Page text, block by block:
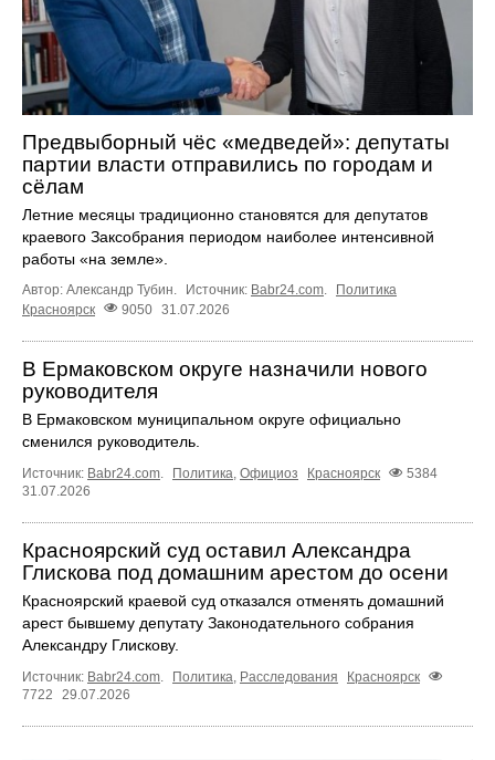
Предвыборный чёс «медведей»: депутаты
партии власти отправились по городам и
сёлам
Летние месяцы традиционно становятся для депутатов
краевого Заксобрания периодом наиболее интенсивной
работы «на земле».
Автор: Александр Тубин. Источник: Babr24.com.
Политика
Красноярск
9050 31.07.2026
В Ермаковском округе назначили нового
руководителя
В Ермаковском муниципальном округе официально
сменился руководитель.
Источник: Babr24.com Политика Официоз Красноярск
5384
31.07.2026
Красноярский суд оставил Александра
Глискова под домашним арестом до осени
Красноярский краевой суд отказался отменять домашний
арест бывшему депутату Законодательного собрания
Александру Глискову.
Источник: Babr24.com. Политика, Расследования
Красноярск
7722
29.07.2026